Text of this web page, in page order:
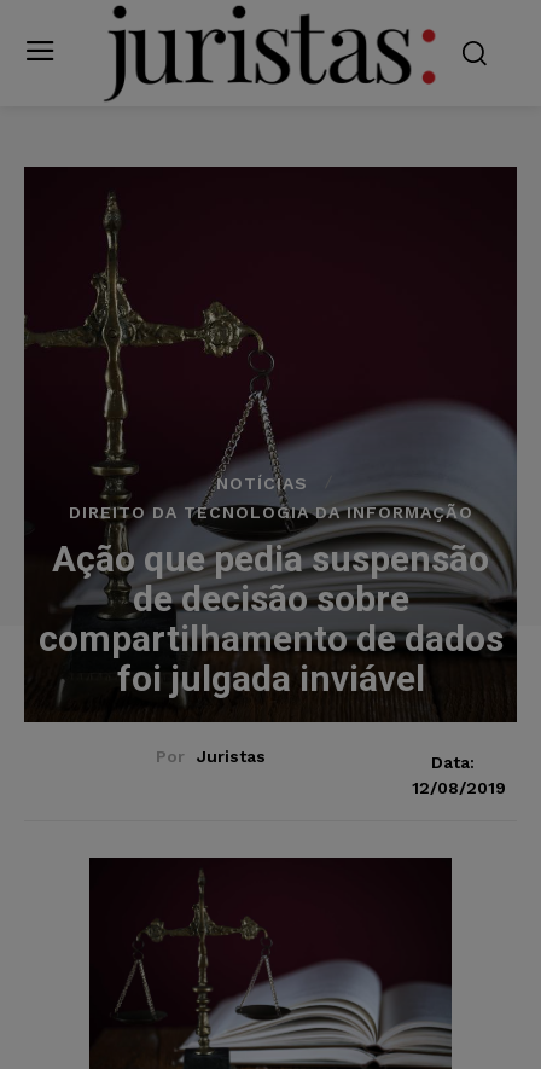
NOTÍCIAS
DIREITO DA TECNOLOGIA DA INFORMAÇÃO
Ação que pedia suspensão
de decisão sobre
compartilhamento de dados
foi julgada inviável
Por Juristas
Data:
12/08/2019